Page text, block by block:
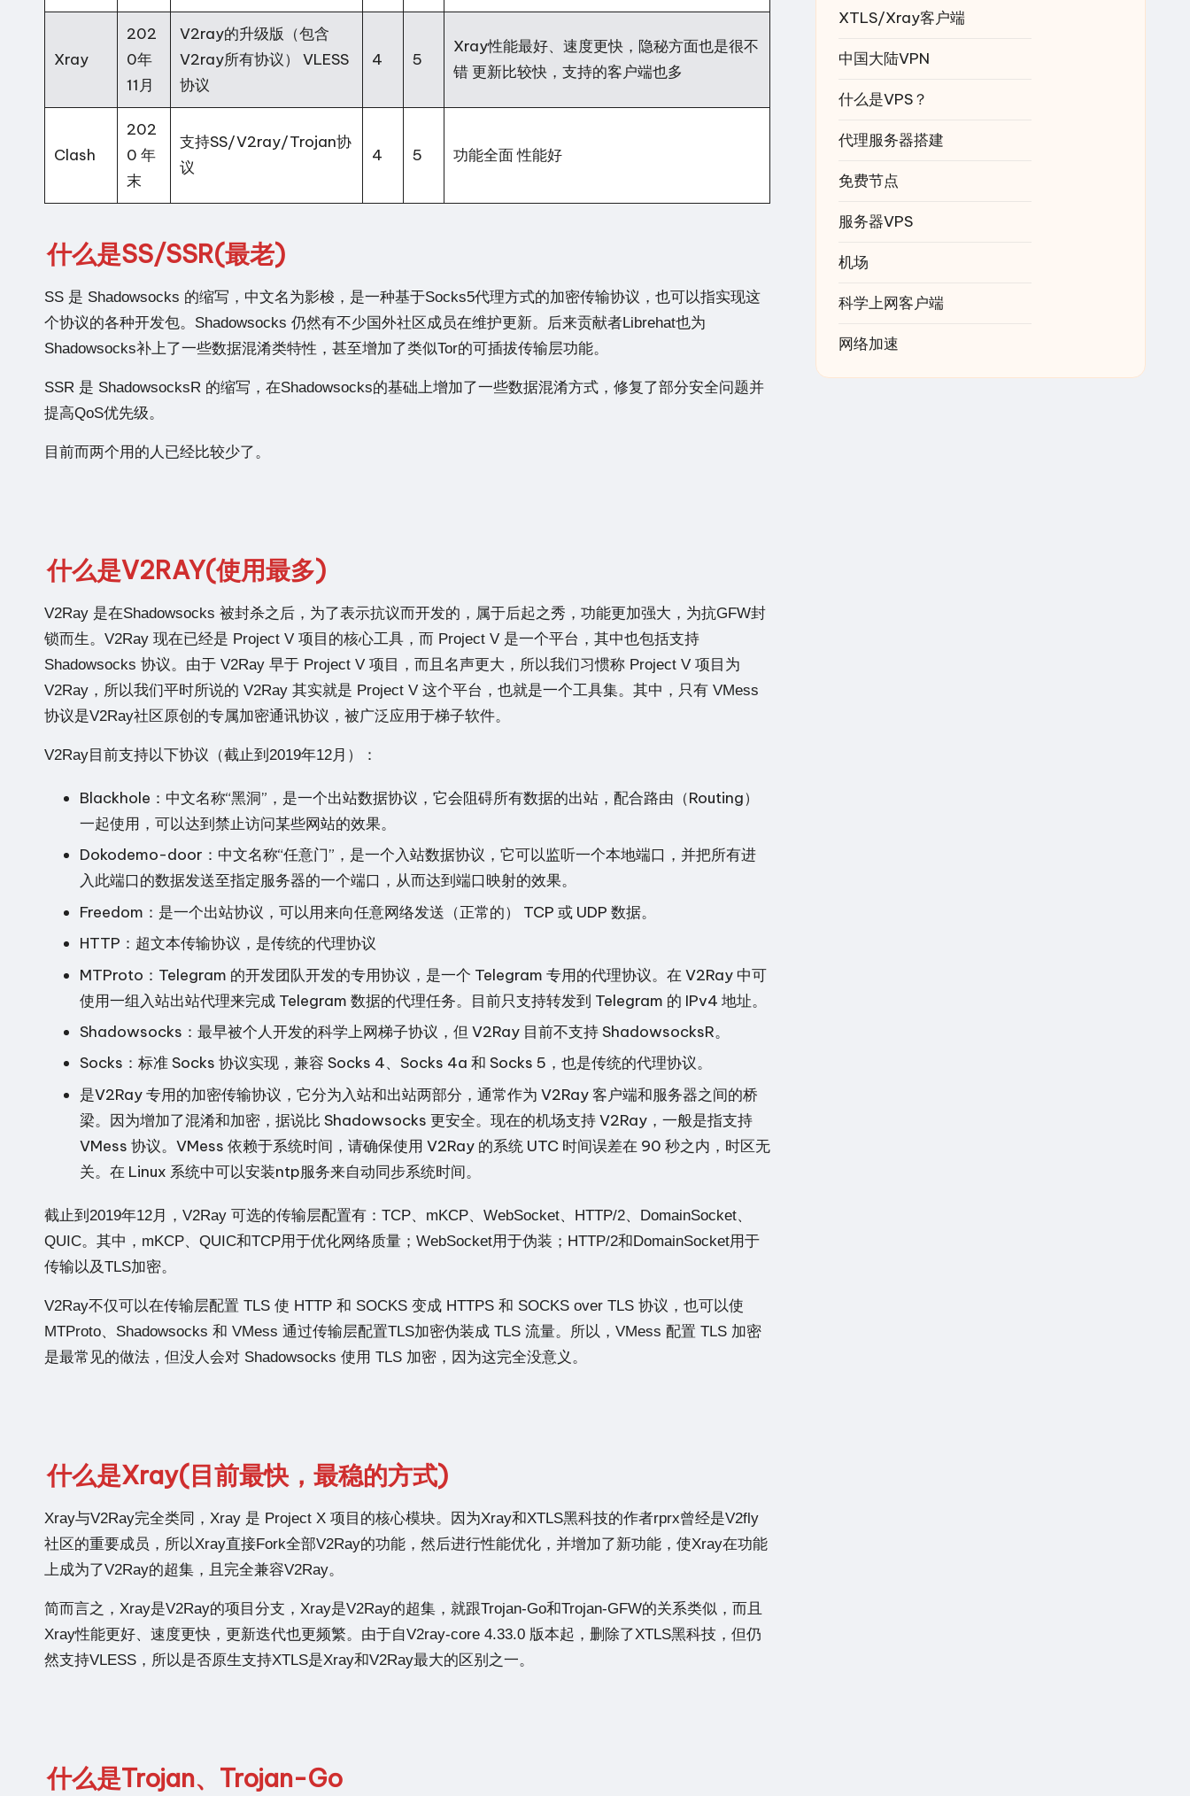
Xray
202
0年
11月
V2ray的升级版（包含
V2ray所有协议） VLESS
协议
4 5
Xray性能最好、速度更快，隐秘方面也是很不
错 更新比较快，支持的客户端也多
Clash
202
0 年
末
支持SS/V2ray/Trojan协
议
4 5 功能全面 性能好
什么是SS/SSR(最老)
SS 是 Shadowsocks 的缩写，中文名为影梭，是一种基于Socks5代理方式的加密传输协议，也可以指实现这
个协议的各种开发包。Shadowsocks 仍然有不少国外社区成员在维护更新。后来贡献者Librehat也为
Shadowsocks补上了一些数据混淆类特性，甚至增加了类似Tor的可插拔传输层功能。
SSR 是 ShadowsocksR 的缩写，在Shadowsocks的基础上增加了一些数据混淆方式，修复了部分安全问题并
提高QoS优先级。
目前而两个用的人已经比较少了。
什么是V2RAY(使用最多)
V2Ray 是在Shadowsocks 被封杀之后，为了表示抗议而开发的，属于后起之秀，功能更加强大，为抗GFW封
锁而生。V2Ray 现在已经是 Project V 项目的核心工具，而 Project V 是一个平台，其中也包括支持
Shadowsocks 协议。由于 V2Ray 早于 Project V 项目，而且名声更大，所以我们习惯称 Project V 项目为
V2Ray，所以我们平时所说的 V2Ray 其实就是 Project V 这个平台，也就是一个工具集。其中，只有 VMess
协议是V2Ray社区原创的专属加密通讯协议，被广泛应用于梯子软件。
V2Ray目前支持以下协议（截止到2019年12月）：
Blackhole：中文名称“黑洞”，是一个出站数据协议，它会阻碍所有数据的出站，配合路由（Routing）
一起使用，可以达到禁止访问某些网站的效果。
Dokodemo-door：中文名称“任意门”，是一个入站数据协议，它可以监听一个本地端口，并把所有进
入此端口的数据发送至指定服务器的一个端口，从而达到端口映射的效果。
Freedom：是一个出站协议，可以用来向任意网络发送（正常的） TCP 或 UDP 数据。
HTTP：超文本传输协议，是传统的代理协议
MTProto：Telegram 的开发团队开发的专用协议，是一个 Telegram 专用的代理协议。在 V2Ray 中可
使用一组入站出站代理来完成 Telegram 数据的代理任务。目前只支持转发到 Telegram 的 IPv4 地址。
Shadowsocks：最早被个人开发的科学上网梯子协议，但 V2Ray 目前不支持 ShadowsocksR。
Socks：标准 Socks 协议实现，兼容 Socks 4、Socks 4a 和 Socks 5，也是传统的代理协议。
是V2Ray 专用的加密传输协议，它分为入站和出站两部分，通常作为 V2Ray 客户端和服务器之间的桥
梁。因为增加了混淆和加密，据说比 Shadowsocks 更安全。现在的机场支持 V2Ray，一般是指支持
VMess 协议。VMess 依赖于系统时间，请确保使用 V2Ray 的系统 UTC 时间误差在 90 秒之内，时区无
关。在 Linux 系统中可以安装ntp服务来自动同步系统时间。
截止到2019年12月，V2Ray 可选的传输层配置有：TCP、mKCP、WebSocket、HTTP/2、DomainSocket、
QUIC。其中，mKCP、QUIC和TCP用于优化网络质量；WebSocket用于伪装；HTTP/2和DomainSocket用于
传输以及TLS加密。
V2Ray不仅可以在传输层配置 TLS 使 HTTP 和 SOCKS 变成 HTTPS 和 SOCKS over TLS 协议，也可以使
MTProto、Shadowsocks 和 VMess 通过传输层配置TLS加密伪装成 TLS 流量。所以，VMess 配置 TLS 加密
是最常见的做法，但没人会对 Shadowsocks 使用 TLS 加密，因为这完全没意义。
什么是Xray(目前最快，最稳的方式)
Xray与V2Ray完全类同，Xray 是 Project X 项目的核心模块。因为Xray和XTLS黑科技的作者rprx曾经是V2fly
社区的重要成员，所以Xray直接Fork全部V2Ray的功能，然后进行性能优化，并增加了新功能，使Xray在功能
上成为了V2Ray的超集，且完全兼容V2Ray。
简而言之，Xray是V2Ray的项目分支，Xray是V2Ray的超集，就跟Trojan-Go和Trojan-GFW的关系类似，而且
Xray性能更好、速度更快，更新迭代也更频繁。由于自V2ray-core 4.33.0 版本起，删除了XTLS黑科技，但仍
然支持VLESS，所以是否原生支持XTLS是Xray和V2Ray最大的区别之一。
什么是Trojan、Trojan-Go
XTLS/Xray客户端
中国大陆VPN
什么是VPS？
代理服务器搭建
免费节点
服务器VPS
机场
科学上网客户端
网络加速